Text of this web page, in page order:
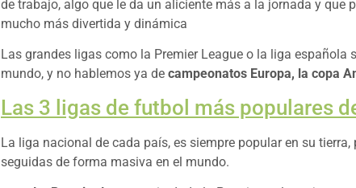
de trabajo, algo que le da un aliciente más a la jornada y que
mucho más divertida y dinámica
Las grandes ligas como la Premier League o la liga
mundo, y no hablemos ya de campeonatos Europa, la copa
Las 3 ligas de futbol más populares
La liga nacional de cada país, es siempre popular en su
seguidas de forma masiva en el mundo.